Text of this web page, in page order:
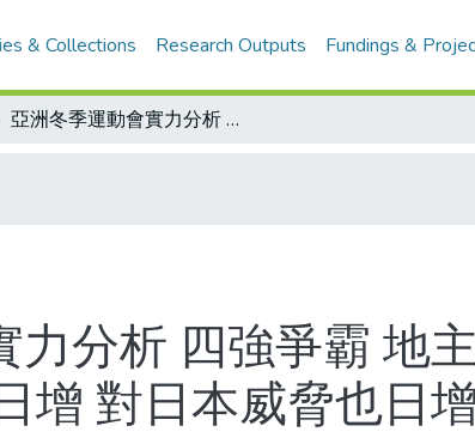
& Collections Research Outputs Fundings &
亞洲冬季運動會實力分析 四強爭霸 地主日本佔優勢 大陸、南北韓長期投資 實力日增 對日本威脅也日增
力分析 四強爭霸 地
增 對日本威脅也日增